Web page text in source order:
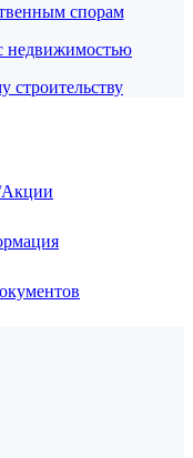
спорам
недвижимостью
строительству
Акции